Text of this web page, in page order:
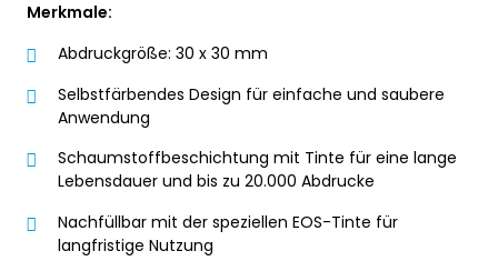
Merkmale:
Abdruckgröße: 30 x 30 mm
Selbstfärbendes Design für einfache und saubere
Anwendung
Schaumstoffbeschichtung mit Tinte für eine lange
Lebensdauer und bis zu 20.000 Abdrucke
Nachfüllbar mit der speziellen EOS-Tinte für
langfristige Nutzung